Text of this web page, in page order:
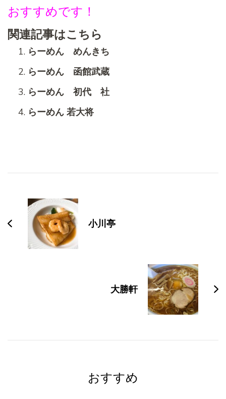
おすすめです！
関連記事はこちら
らーめん めんきち
らーめん 函館武蔵
らーめん 初代 社
らーめん 若大将
ビ
小川亭
大勝軒
おすすめ